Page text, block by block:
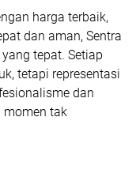
harga terbaik,
dan aman, Sentra
tepat. Setiap
tetapi representasi
dan
momen tak